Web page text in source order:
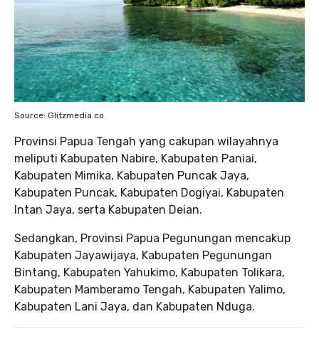
Source: Glitzmedia.co
Provinsi Papua Tengah yang cakupan wilayahnya
meliputi Kabupaten Nabire, Kabupaten Paniai,
Kabupaten Mimika, Kabupaten Puncak Jaya,
Kabupaten Puncak, Kabupaten Dogiyai, Kabupaten
Intan Jaya, serta Kabupaten Deian.
Sedangkan, Provinsi Papua Pegunungan mencakup
Kabupaten Jayawijaya, Kabupaten Pegunungan
Bintang, Kabupaten Yahukimo, Kabupaten Tolikara,
Kabupaten Mamberamo Tengah, Kabupaten Yalimo,
Kabupaten Lani Jaya, dan Kabupaten Nduga.